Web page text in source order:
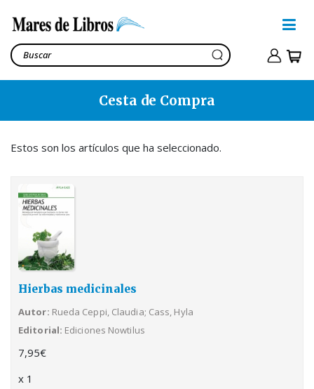
Hierbas medicinales
Rueda Ceppi, Claudia; Cass,
7,95€
Cesta de Compra
Estos son los artículos que ha seleccionado.
Hierbas medicinales
Autor Rueda Ceppi, Claudia; Cass, Hyla
Editorial Ediciones Nowtilus
7,95€
x 1